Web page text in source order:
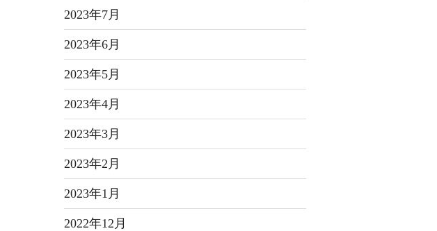
2023年7月
2023年6月
2023年5月
2023年4月
2023年3月
2023年2月
2023年1月
2022年12月